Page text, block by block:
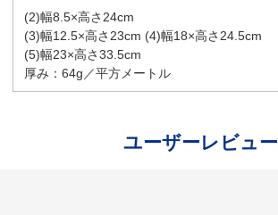
(2)幅8.5×高さ24cm
(3)幅12.5×高さ23cm (4)幅18×高さ24.5cm
(5)幅23×高さ33.5cm
厚み：64g／平方メートル
ユーザーレビュー